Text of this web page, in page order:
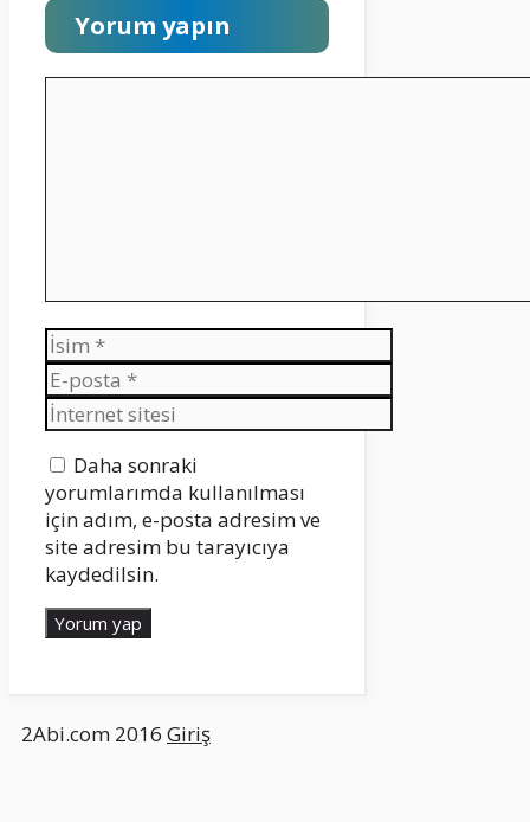
Yorum yapın
İsim
E-
posta
İnternet
sitesi
Daha sonraki
yorumlarımda kullanılması
için adım, e-posta adresim ve
site adresim bu tarayıcıya
kaydedilsin.
2Abi.com 2016 Giriş